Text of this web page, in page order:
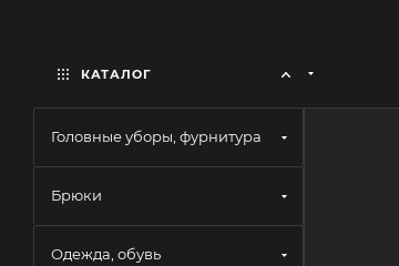
КАТАЛОГ
Головные уборы, фурнитура
Брюки
Одежда, обувь